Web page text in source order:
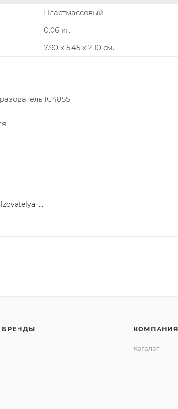
Пластмассовый
0.06 кг.
7.90 x 5.45 x 2.10 см.
IC485SI
Rukovodstvo_polzovatelya_ATEN_IC485SI
БРЕНДЫ КОМПАНИЯ
Каталог